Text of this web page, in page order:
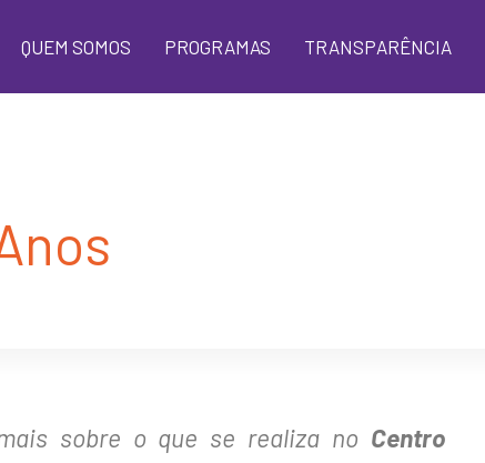
QUEM SOMOS PROGRAMAS TRANSPARÊNCIA
sobre o que se realiza no Centro